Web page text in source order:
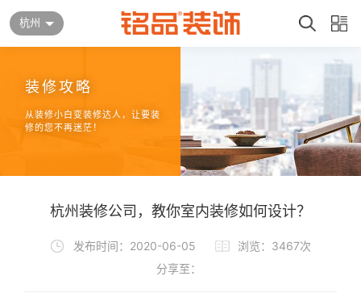
杭州
装修攻略
从装修小白变装修达人，让要装
修的您不再迷茫！
杭州装修公司，教你室内装修如何设计？
发布时间：2020-06-05
浏览：3467次
分享至：